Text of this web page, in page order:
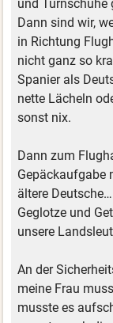
und Turnschuhe
Dann sind wir,
in Richtung
nicht ganz so
Spanier als
nette Lächeln
sonst nix.
Dann zum
Gepäckaufgabe
ältere
Geglotze und
unsere
An der
meine Frau
musste es